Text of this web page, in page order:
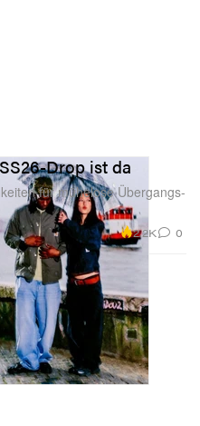
Drop ist da
für mühelose Übergangs-
2.2K 0